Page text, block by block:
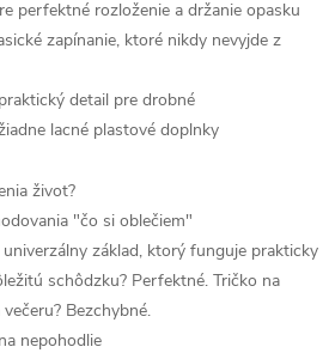
perfektné rozloženie a držanie opasku
zapínanie, ktoré nikdy nevyjde z
detail pre drobné
lacné plastové doplnky
život?
"čo si oblečiem"
základ, ktorý funguje prakticky
schôdzku? Perfektné. Tričko na
Bezchybné.
nepohodlie